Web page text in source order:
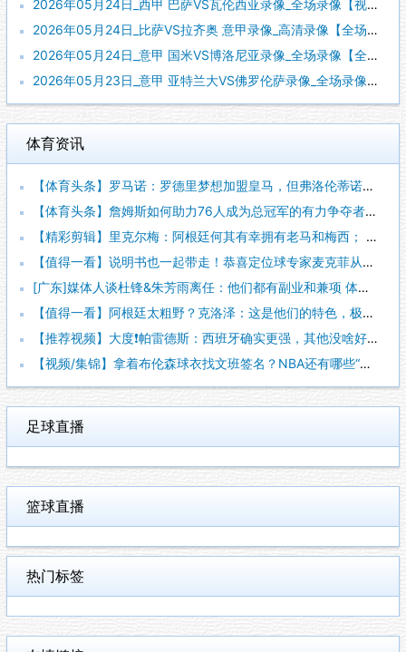
2026年05月24日_西甲 巴萨VS瓦伦西亚录像_全场录像【视频集锦】
2026年05月24日_比萨VS拉齐奥 意甲录像_高清录像【全场回放】
2026年05月24日_意甲 国米VS博洛尼亚录像_全场录像【全场回放】
2026年05月23日_意甲 亚特兰大VS佛罗伦萨录像_全场录像【视频集锦】
体育资讯
【体育头条】罗马诺：罗德里梦想加盟皇马，但弗洛伦蒂诺尚未批准
【体育头条】詹姆斯如何助力76人成为总冠军的有力争夺者？组织
【精彩剪辑】里克尔梅：阿根廷何其有幸拥有老马和梅西； 体力充
【值得一看】说明书也一起带走！恭喜定位球专家麦克菲从维拉转投
[广东]媒体人谈杜锋&朱芳雨离任：他们都有副业和兼项 体育唯
【值得一看】阿根廷太粗野？克洛泽：这是他们的特色，极其强调对
【推荐视频】大度❗️帕雷德斯：西班牙确实更强，其他没啥好辟谣
【视频/集锦】拿着布伦森球衣找文班签名？NBA还有哪些“贴脸
足球直播
篮球直播
热门标签